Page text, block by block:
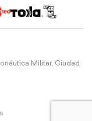
Militar, Ciudad